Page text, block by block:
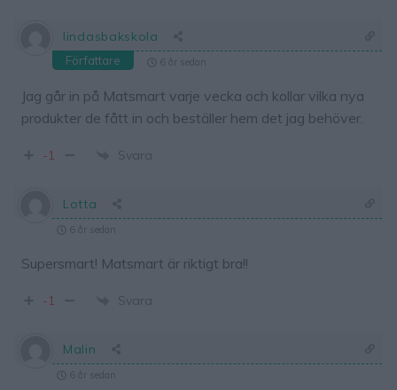
lindasbakskola
Författare 6 år sedan
Jag går in på Matsmart varje vecka och kollar vilka nya
produkter de fått in och beställer hem det jag behöver.
-1 Svara
Lotta
6 år sedan
Supersmart! Matsmart är riktigt bra!!
-1 Svara
Malin
6 år sedan